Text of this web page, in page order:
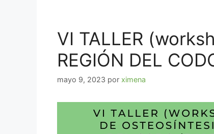
VI TALLER
REGIÓN DEL
mayo 9, 2023 por ximena